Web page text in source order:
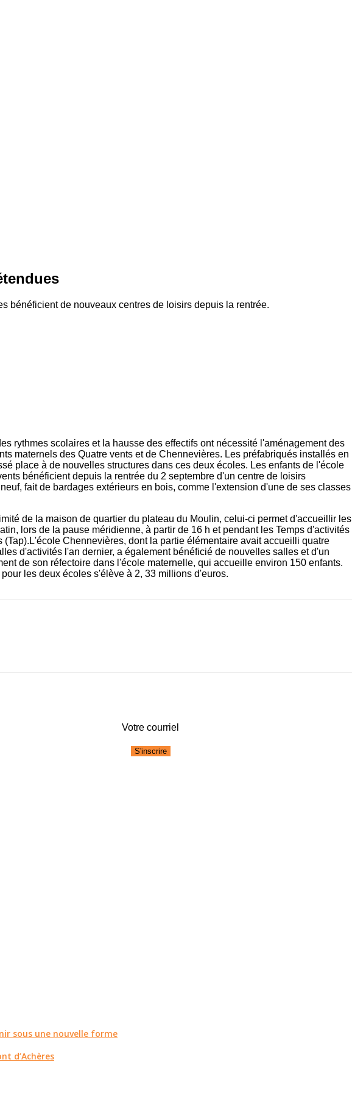
bénéficient de nouveaux centres de loisirs depuis la rentrée.
rythmes scolaires et la hausse des effectifs ont nécessité l'aménagement des
maternels des Quatre vents et de Chennevières. Les préfabriqués installés en
place à de nouvelles structures dans ces deux écoles. Les enfants de l'école
bénéficient depuis la rentrée du 2 septembre d'un centre de loisirs
fait de bardages extérieurs en bois, comme l'extension d'une de ses classes
de la maison de quartier du plateau du Moulin, celui-ci permet d'accueillir les
lors de la pause méridienne, à partir de 16 h et pendant les Temps d'activités
(Tap).L'école Chennevières, dont la partie élémentaire avait accueilli quatre
d'activités l'an dernier, a également bénéficié de nouvelles salles et d'un
de son réfectoire dans l'école maternelle, qui accueille environ 150 enfants.
pour les deux écoles s'élève à 2, 33 millions d'euros.
Votre courriel
sous une nouvelle forme
d’Achères